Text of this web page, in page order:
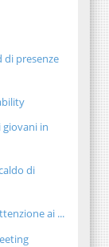
di presenze
giovani in
di
ai ...